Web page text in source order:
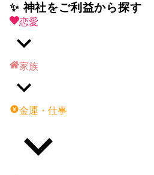
✨ 神社をご利益から探す
恋愛
家族
金運・仕事